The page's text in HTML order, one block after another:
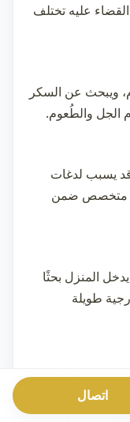
عليه تختلف
ويبحث عن السكر
الجل والطُعوم.
يسبب لدغات
متخصص ضمن
المنزل بحثًا
طويلة
والأبواب
معه من خلال
اتصال